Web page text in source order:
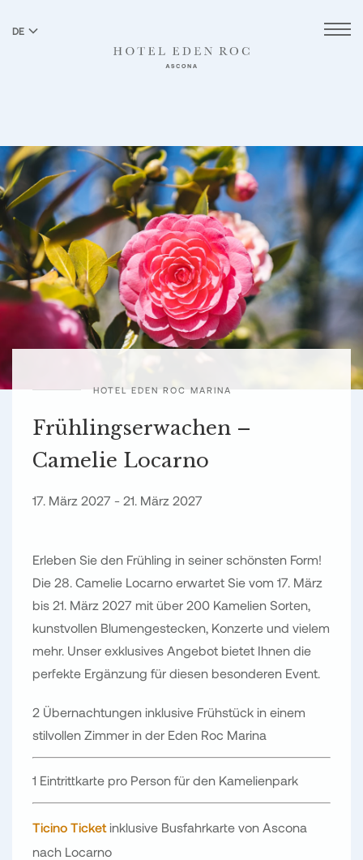
DE
HOTEL EDEN ROC MARINA
Frühlingserwachen –
Camelie Locarno
17. März 2027 - 21. März 2027
Erleben Sie den Frühling in seiner schönsten Form!
Die 28. Camelie Locarno erwartet Sie vom 17. März
bis 21. März 2027 mit über 200 Kamelien Sorten,
kunstvollen Blumengestecken, Konzerte und vielem
mehr. Unser exklusives Angebot bietet Ihnen die
perfekte Ergänzung für diesen besonderen Event.
2 Übernachtungen inklusive Frühstück in einem
stilvollen Zimmer in der Eden Roc Marina
1 Eintrittkarte pro Person für den Kamelienpark
Ticino Ticket inklusive Busfahrkarte von Ascona
nach Locarno